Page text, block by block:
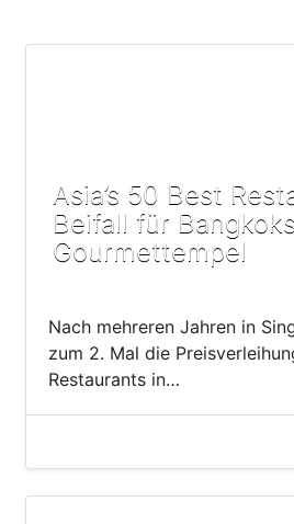
Asia’s 50 Best
Beifall für
Gourmettempel
Nach mehreren Jahren in
zum 2. Mal die
Restaurants in…